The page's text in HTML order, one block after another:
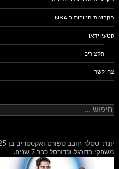
הקבוצות הטובות ב-NBA
קטעי וידאו
תקצירים
צרו קשר
חיפוש:
משחקי כדורגל וכדורסל כבר 7 שנים.